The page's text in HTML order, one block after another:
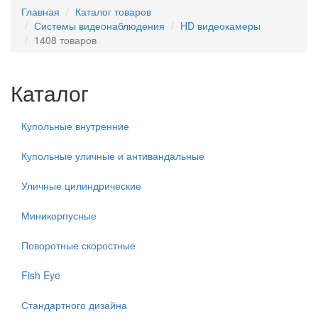
Главная
Каталог товаров
Системы видеонаблюдения
HD видеокамеры
1408 товаров
Каталог
Купольные внутренние
Купольные уличные и антивандальные
Уличные цилиндрические
Миникорпусные
Поворотные скоростные
Fish Eye
Стандартного дизайна